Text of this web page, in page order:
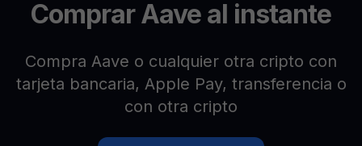
Comprar Aave al instante
Compra Aave o cualquier otra cripto con
tarjeta bancaria, Apple Pay, transferencia o
con otra cripto